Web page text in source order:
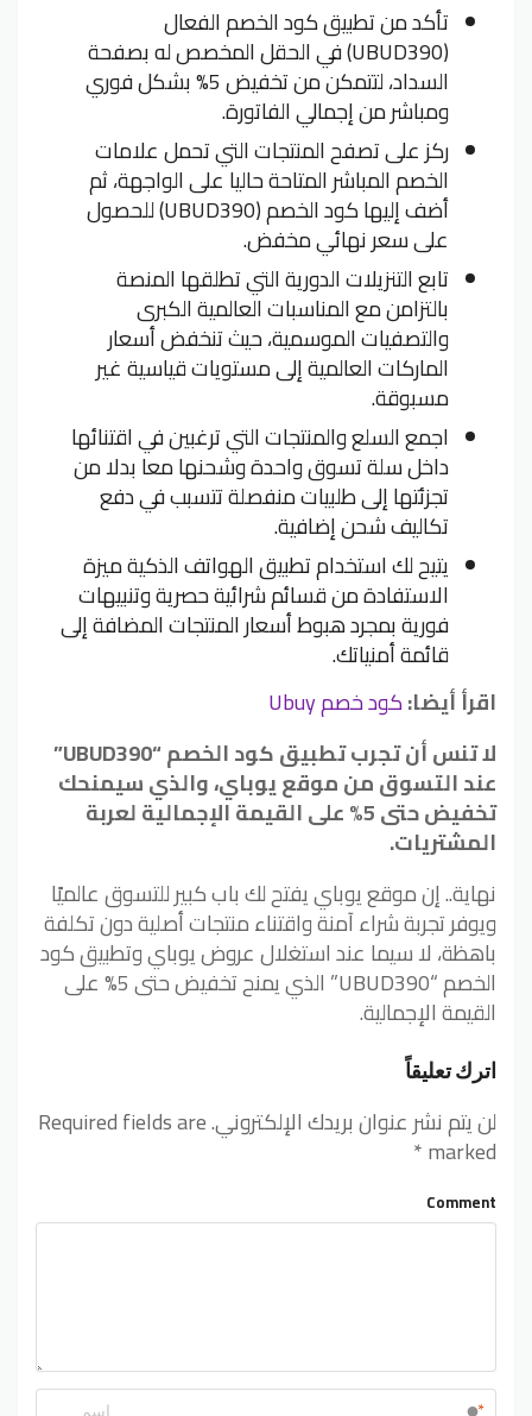
تأكد من تطبيق كود الخصم الفعال
(UBUD390) في الحقل المخصص له بصفحة
السداد، لتتمكن من تخفيض 5% بشكل فوري
ومباشر من إجمالي الفاتورة.
ركز على تصفح المنتجات التي تحمل علامات
الخصم المباشر المتاحة حاليا على الواجهة، ثم
أضف إليها كود الخصم (UBUD390) للحصول
على سعر نهائي مخفض.
تابع التنزيلات الدورية التي تطلقها المنصة
بالتزامن مع المناسبات العالمية الكبرى
والتصفيات الموسمية، حيث تنخفض أسعار
الماركات العالمية إلى مستويات قياسية غير
مسبوقة.
اجمع السلع والمنتجات التي ترغبين في اقتنائها
داخل سلة تسوق واحدة وشحنها معا بدلا من
تجزئتها إلى طلبيات منفصلة تتسبب في دفع
تكاليف شحن إضافية.
يتيح لك استخدام تطبيق الهواتف الذكية ميزة
الاستفادة من قسائم شرائية حصرية وتنبيهات
فورية بمجرد هبوط أسعار المنتجات المضافة إلى
قائمة أمنياتك.
اقرأ أيضا:كود خصم Ubuy
لا تنس أن تجرب تطبيق كود الخصم “UBUD390”
عند التسوق من موقع يوباي، والذي سيمنحك
تخفيض حتى 5% على القيمة الإجمالية لعربة
المشتريات.
نهاية.. إن موقع يوباي يفتح لك باب كبير للتسوق عالميًا
ويوفر تجربة شراء آمنة واقتناء منتجات أصلية دون تكلفة
باهظة، لا سيما عند استغلال عروض يوباي وتطبيق كود
الخصم “UBUD390” الذي يمنح تخفيض حتى 5% على
القيمة الإجمالية.
اترك تعليقاً
لن يتم نشر عنوان بريدك الإلكتروني.Required fields are
marked
*
Comment
*